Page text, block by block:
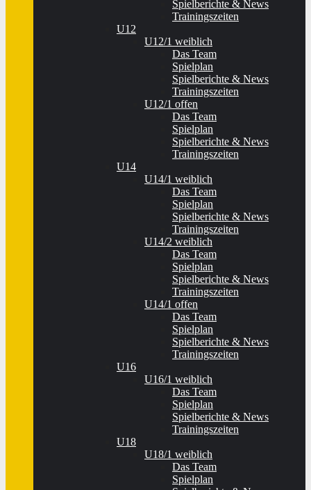
Spielberichte & News
Trainingszeiten
U12
U12/1 weiblich
Das Team
Spielplan
Spielberichte & News
Trainingszeiten
U12/1 offen
Das Team
Spielplan
Spielberichte & News
Trainingszeiten
U14
U14/1 weiblich
Das Team
Spielplan
Spielberichte & News
Trainingszeiten
U14/2 weiblich
Das Team
Spielplan
Spielberichte & News
Trainingszeiten
U14/1 offen
Das Team
Spielplan
Spielberichte & News
Trainingszeiten
U16
U16/1 weiblich
Das Team
Spielplan
Spielberichte & News
Trainingszeiten
U18
U18/1 weiblich
Das Team
Spielplan